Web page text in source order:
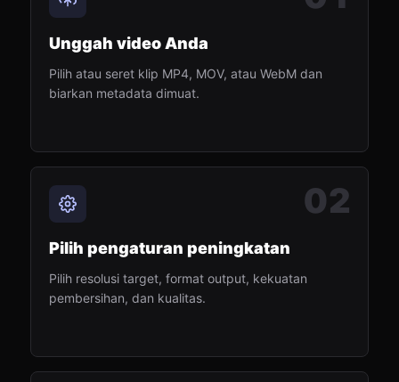
Unggah video Anda
Pilih atau seret klip MP4, MOV, atau WebM dan
biarkan metadata dimuat.
02
Pilih pengaturan peningkatan
Pilih resolusi target, format output, kekuatan
pembersihan, dan kualitas.